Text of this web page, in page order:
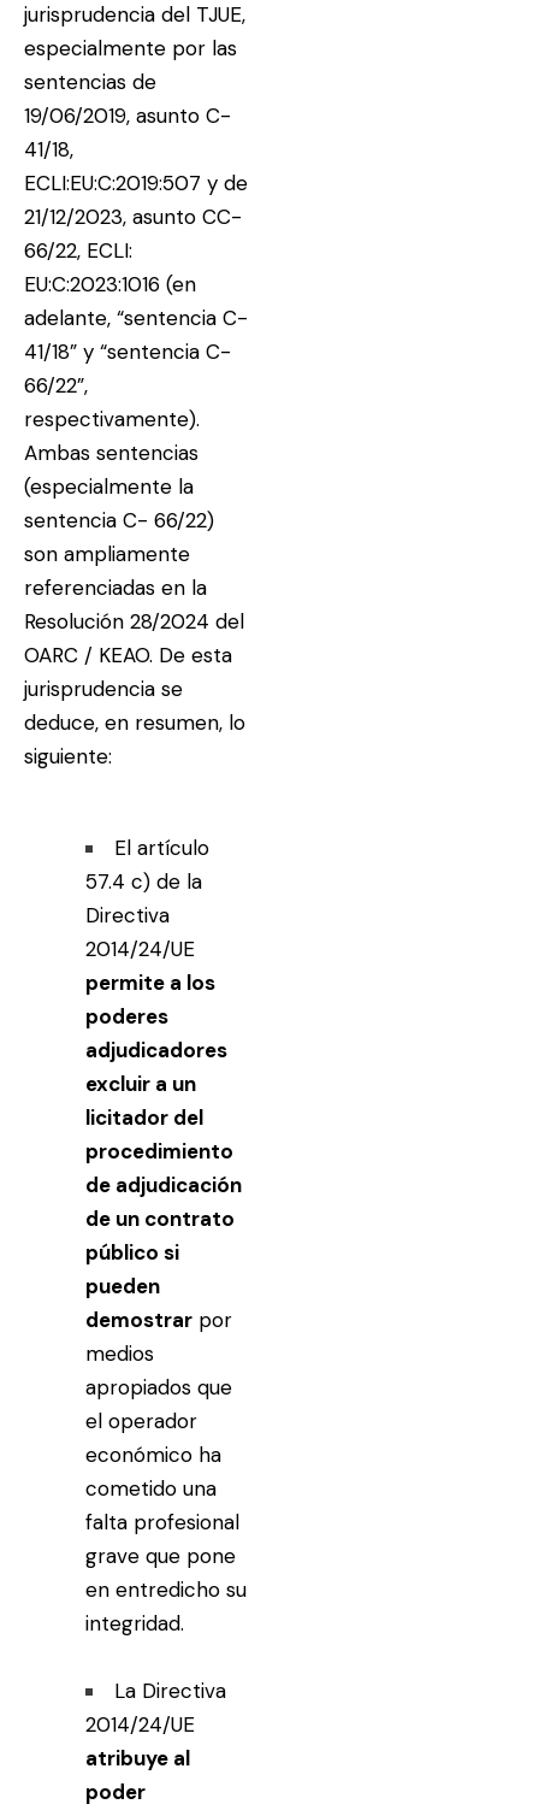
jurisprudencia del TJUE,
especialmente por las
sentencias de
19/06/2019, asunto C-
41/18,
ECLI:EU:C:2019:507 y de
21/12/2023, asunto CC-
66/22, ECLI:
EU:C:2023:1016 (en
adelante, “sentencia C-
41/18” y “sentencia C-
66/22”,
respectivamente).
Ambas sentencias
(especialmente la
sentencia C- 66/22)
son ampliamente
referenciadas en la
Resolución 28/2024 del
OARC / KEAO. De esta
jurisprudencia se
deduce, en resumen, lo
siguiente:
El artículo
57.4 c) de la
Directiva
2014/24/UE
permite a los
poderes
adjudicadores
excluir a un
licitador del
procedimiento
de adjudicación
de un contrato
público si
pueden
demostrar por
medios
apropiados que
el operador
económico ha
cometido una
falta profesional
grave que pone
en entredicho su
integridad.
La Directiva
2014/24/UE
atribuye al
poder